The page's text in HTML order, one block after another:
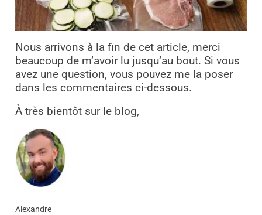
Nous arrivons à la fin de cet article, merci
beaucoup de m’avoir lu jusqu’au bout. Si vous
avez une question, vous pouvez me la poser
dans les commentaires ci-dessous.
À très bientôt sur le blog,
Alexandre